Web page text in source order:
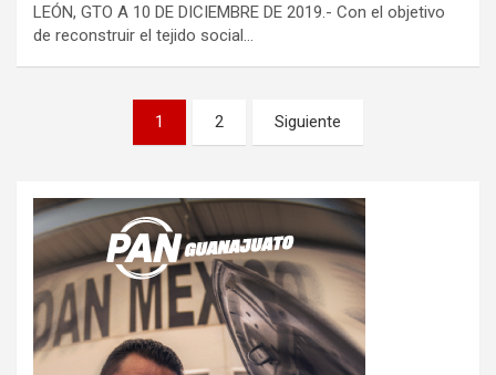
LEÓN, GTO A 10 DE DICIEMBRE DE 2019.- Con el objetivo
de reconstruir el tejido social…
1 2 Siguiente